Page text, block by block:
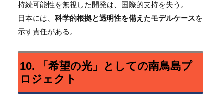
持続可能性を無視した開発は、国際的支持を失う。
日本には、 科学的根拠と透明性を備えたモデルケースを
示す責任がある。
10. 「希望の光」としての南鳥島プ
ロジェクト